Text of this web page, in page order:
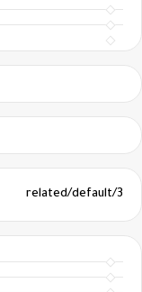
3/related/default